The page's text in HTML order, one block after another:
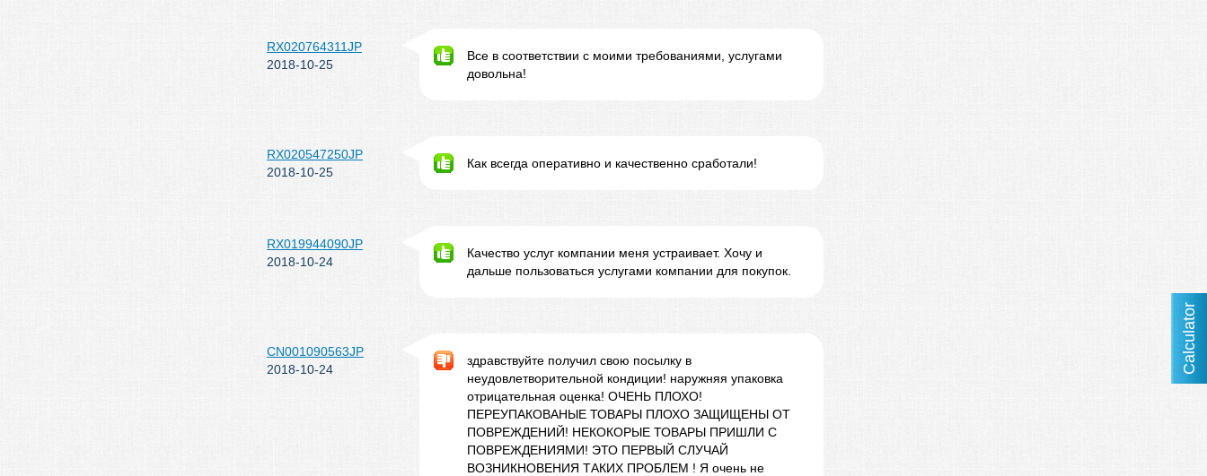
RX020764311JP
2018-10-25
Все в соответствии с моими требованиями, услугами
довольна!
RX020547250JP
2018-10-25
Как всегда оперативно и качественно сработали!
RX019944090JP
2018-10-24
Качество услуг компании меня устраивает. Хочу и
дальше пользоваться услугами компании для покупок.
CN001090563JP
2018-10-24
здравствуйте получил свою посылку в
неудовлетворительной кондиции! наружняя упаковка
отрицательная оценка! ОЧЕНЬ ПЛОХО!
ПЕРЕУПАКОВАНЫЕ ТОВАРЫ ПЛОХО ЗАЩИЩЕНЫ ОТ
ПОВРЕЖДЕНИЙ! НЕКОКОРЫЕ ТОВАРЫ ПРИШЛИ С
ПОВРЕЖДЕНИЯМИ! ЭТО ПЕРВЫЙ СЛУЧАЙ
ВОЗНИКНОВЕНИЯ ТАКИХ ПРОБЛЕМ ! Я очень не
Calculator